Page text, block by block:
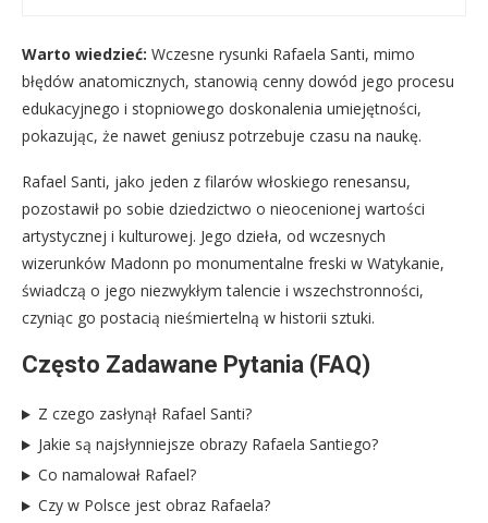
Warto wiedzieć: Wczesne rysunki Rafaela Santi, mimo
błędów anatomicznych, stanowią cenny dowód jego procesu
edukacyjnego i stopniowego doskonalenia umiejętności,
pokazując, że nawet geniusz potrzebuje czasu na naukę.
Rafael Santi, jako jeden z filarów włoskiego renesansu,
pozostawił po sobie dziedzictwo o nieocenionej wartości
artystycznej i kulturowej. Jego dzieła, od wczesnych
wizerunków Madonn po monumentalne freski w Watykanie,
świadczą o jego niezwykłym talencie i wszechstronności,
czyniąc go postacią nieśmiertelną w historii sztuki.
Często Zadawane Pytania (FAQ)
Z czego zasłynął Rafael Santi?
Jakie są najsłynniejsze obrazy Rafaela Santiego?
Co namalował Rafael?
Czy w Polsce jest obraz Rafaela?